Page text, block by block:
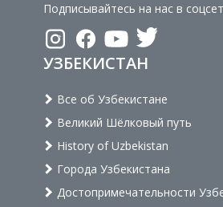
Подписывайтесь на нас в
УЗБЕКИСТАН
Все об Узбекистане
Великий Шёлковый путь
History of Uzbekistan
Города Узбекистана
Достопримечательности